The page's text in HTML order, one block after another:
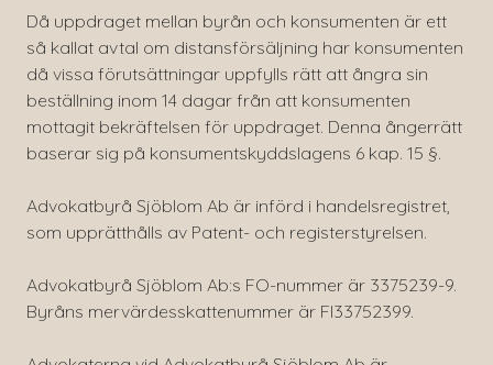
Då uppdraget mellan byrån och konsumenten är ett
så kallat avtal om distansförsäljning har konsumenten
då vissa förutsättningar uppfylls rätt att ångra sin
beställning inom 14 dagar från att konsumenten
mottagit bekräftelsen för uppdraget. Denna ångerrätt
baserar sig på konsumentskyddslagens 6 kap. 15 §.
Advokatbyrå Sjöblom Ab är införd i handelsregistret,
som upprätthålls av Patent- och registerstyrelsen.
Advokatbyrå Sjöblom Ab:s FO-nummer är 3375239-9.
Byråns mervärdesskattenummer är FI33752399.